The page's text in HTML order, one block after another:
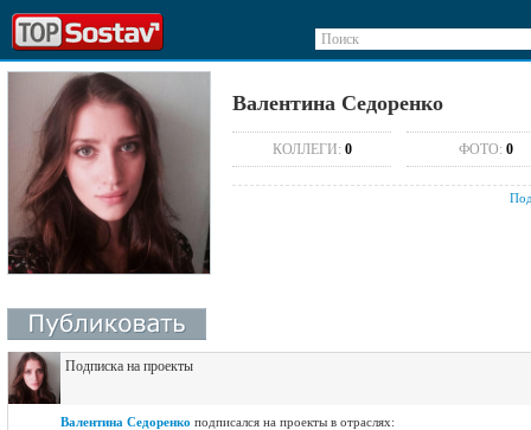
Поиск
Валентина Седоренко
КОЛЛЕГИ: 0 ФОТО: 0
Подписка на проекты
Валентина Седоренко подписался на проекты в отраслях: